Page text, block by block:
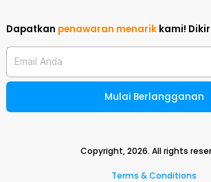
Dapatkan penawaran menarik kami!
Email Anda
Mulai Berlangganan
Copyright,2026. All rights
Terms & Conditions